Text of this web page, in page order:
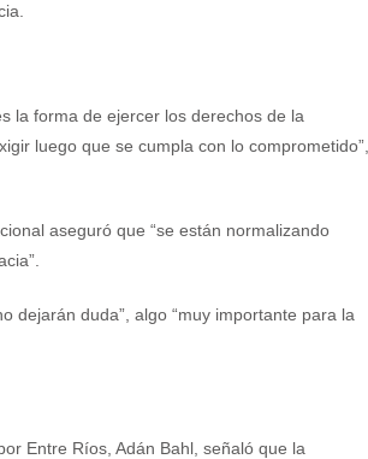
la forma de ejercer los derechos de la
luego que se cumpla con lo comprometido”,
aseguró que “se están normalizando
dejarán duda”, algo “muy importante para la
Entre Ríos, Adán Bahl, señaló que la